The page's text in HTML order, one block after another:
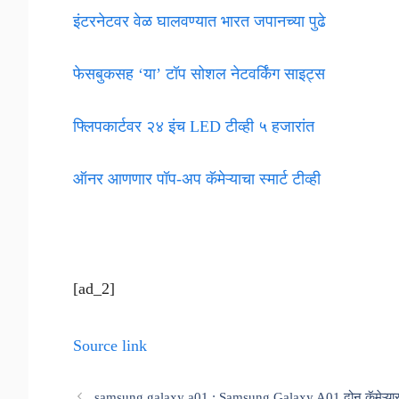
इंटरनेटवर वेळ घालवण्यात भारत जपानच्या पुढे
फेसबुकसह ‘या’ टॉप सोशल नेटवर्किंग साइट्स
फ्लिपकार्टवर २४ इंच LED टीव्ही ५ हजारांत
ऑनर आणणार पॉप-अप कॅमेऱ्याचा स्मार्ट टीव्ही
[ad_2]
Source link